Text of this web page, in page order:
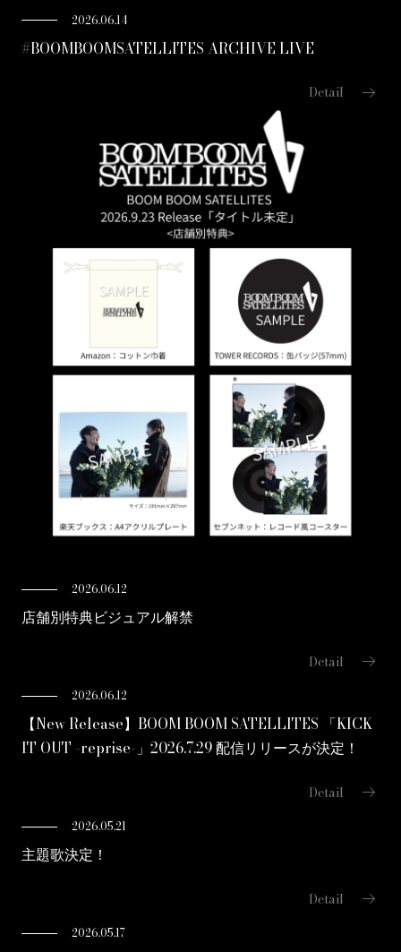
2026.06.14
#BOOMBOOMSATELLITES ARCHIVE LIVE
Detail arrow_right_alt
2026.06.12
店舗別特典ビジュアル解禁
Detail arrow_right_alt
2026.06.12
【New Release】BOOM BOOM SATELLITES 「KICK
IT OUT -reprise-」2026.7.29 配信リリースが決定！
Detail arrow_right_alt
2026.05.21
主題歌決定！
Detail arrow_right_alt
2026.05.17